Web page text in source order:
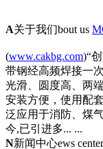
A关于我们bout us
(www.cakbg.com)“
带钢经高频焊接一
光滑、圆度高、两
安装方便，使用配
泛应用于消防、煤
今,已引进多... ...
N新闻中心ews center